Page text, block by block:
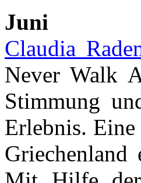
Juni
Claudia
Never Walk
Stimmung
Erlebnis.
Griechenland